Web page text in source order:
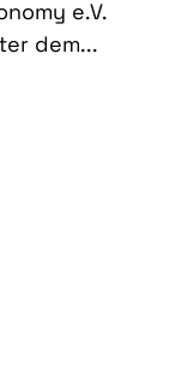
e.V.
dem...